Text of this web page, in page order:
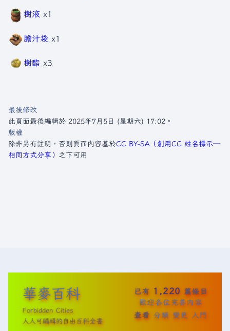
樹液 x1
膽汁袋 x1
樹酯 x3
最後修改
此頁面最後編輯於 2025年7月5日 (星期六) 17:02。
版權
除非另有註明，否則頁面內容基於CC BY-SA（創用CC 姓名標示─
相同方式分享） 之下可用
華麥百科
Forbidden Cities
人人可編輯的自由百科全書
已有 1,220 篇條目
歡迎各位完善內容
查看 分類 變更 入門